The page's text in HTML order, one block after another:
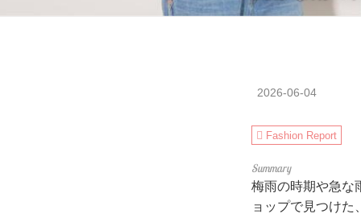
2026-06-04
Fashion Report
梅雨の時期や急な
ョップで見つけ